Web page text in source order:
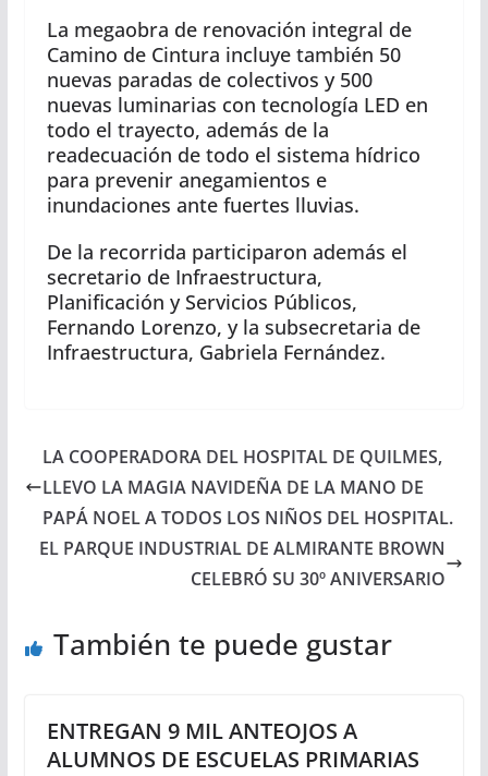
La megaobra de renovación integral de
Camino de Cintura incluye también 50
nuevas paradas de colectivos y 500
nuevas luminarias con tecnología LED en
todo el trayecto, además de la
readecuación de todo el sistema hídrico
para prevenir anegamientos e
inundaciones ante fuertes lluvias.
De la recorrida participaron además el
secretario de Infraestructura,
Planificación y Servicios Públicos,
Fernando Lorenzo, y la subsecretaria de
Infraestructura, Gabriela Fernández.
LA COOPERADORA DEL HOSPITAL DE QUILMES,
LLEVO LA MAGIA NAVIDEÑA DE LA MANO DE
PAPÁ NOEL A TODOS LOS NIÑOS DEL HOSPITAL.
EL PARQUE INDUSTRIAL DE ALMIRANTE BROWN
CELEBRÓ SU 30º ANIVERSARIO
También te puede gustar
ENTREGAN 9 MIL ANTEOJOS A
ALUMNOS DE ESCUELAS PRIMARIAS